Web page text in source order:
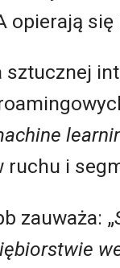
opierają
sztucznej
i
zauważa: „